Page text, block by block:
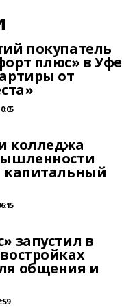
покупатель
плюс» в Уфе
от
колледжа
капитальный
запустил в
общения и